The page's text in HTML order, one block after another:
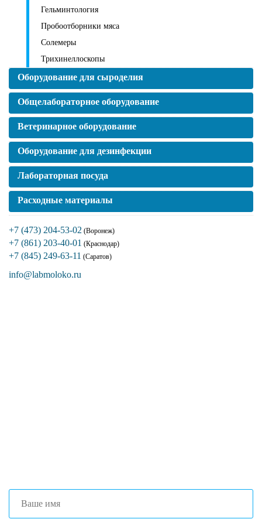
Гельминтология
Пробоотборники мяса
Солемеры
Трихинеллоскопы
Оборудование для сыроделия
Общелабораторное оборудование
Ветеринарное оборудование
Оборудование для дезинфекции
Лабораторная посуда
Расходные материалы
+7 (473) 204-53-02 (Воронеж)
+7 (861) 203-40-01 (Краснодар)
+7 (845) 249-63-11 (Саратов)
info@labmoloko.ru